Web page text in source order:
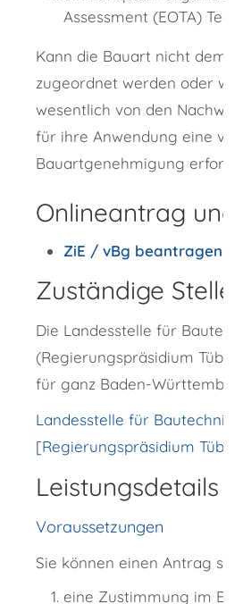
Assessment (EOTA)
Kann die Bauart nicht dem
zugeordnet werden oder
wesentlich von den
für ihre Anwendung eine
Bauartgenehmigung
Onlineantrag und
ZiE / vBg beantragen
Zuständige Stelle
Die Landesstelle für
(Regierungspräsidium
für ganz Baden-Württemberg.
Landesstelle für Bautechnik
[Regierungspräsidium
Leistungsdetails
Voraussetzungen
Sie können einen Antrag
eine Zustimmung im